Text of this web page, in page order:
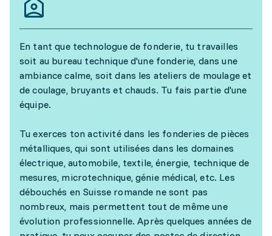
En tant que technologue de fonderie, tu travailles
soit au bureau technique d'une fonderie, dans une
ambiance calme, soit dans les ateliers de moulage et
de coulage, bruyants et chauds. Tu fais partie d'une
équipe.
Tu exerces ton activité dans les fonderies de pièces
métalliques, qui sont utilisées dans les domaines
électrique, automobile, textile, énergie, technique de
mesures, microtechnique, génie médical, etc. Les
débouchés en Suisse romande ne sont pas
nombreux, mais permettent tout de même une
évolution professionnelle. Après quelques années de